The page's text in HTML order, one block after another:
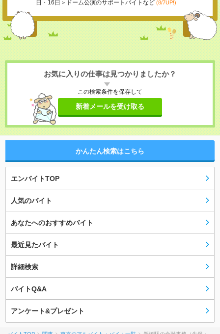
日・16日＞ドーム公演のサポートバイトなど (8/7UP!)
お気に入りの仕事は見つかりましたか？
この検索条件を保存して
新着メールを受け取る
かんたん検索はこちら
エンバイトTOP
人気のバイト
あなたへのおすすめバイト
最近見たバイト
詳細検索
バイトQ&A
アンケート&プレゼント